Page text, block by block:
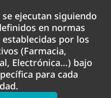
ejecutan siguiendo
en normas
establecidas por los
(Farmacia,
Electrónica…) bajo
para cada